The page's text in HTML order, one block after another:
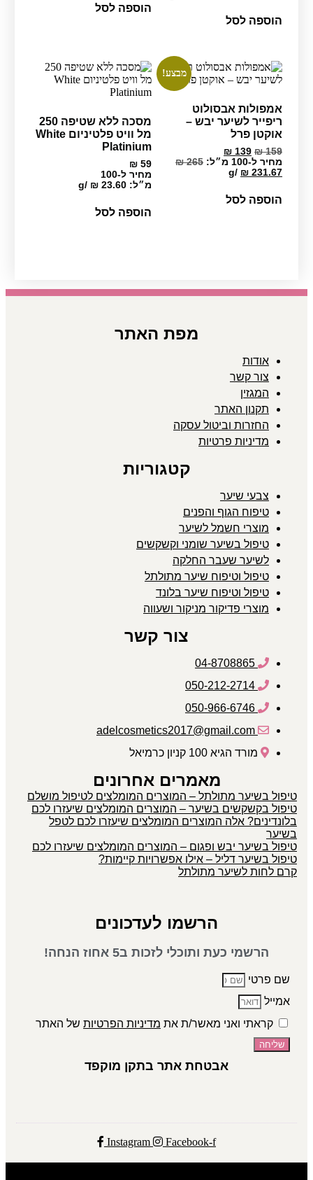
הוספה לסל
הוספה לסל
מבצע!
אמפולות אבסולוט
ריפייר לשיער יבש –
אוקטן פרל
₪159
המחיר
המקורי
היה:
₪ 139
המחיר
הנוכחי
מחיר ל-100 מ״ל: ₪265
₪ 231.67
/
g
הוספה לסל
מסכה ללא שטיפה 250
מל וויט פלטיניום White
Platinium
₪59
מחיר ל-100
מ״ל:
₪23.60
/
g
הוספה לסל
מפת האתר
אודות
צור קשר
המגזין
תקנון האתר
החזרות וביטול עסקה
מדיניות פרטיות
קטגוריות
צבעי שיער
טיפוח הגוף והפנים
מוצרי חשמל לשיער
טיפול בשיער שומני וקשקשים
לשיער שעבר החלקה
טיפול וטיפוח שיער מתולתל
טיפול וטיפוח שיער בלונד
מוצרי פדיקור מניקור ושעווה
צור קשר
04-8708865
050-212-2714
050-966-6746
adelcosmetics2017@gmail.com
מורד הגיא 100 קניון כרמיאל
מאמרים אחרונים
טיפול בשיער מתולתל – המוצרים המומלצים לטיפול מושלם
טיפול בקשקשים בשיער – המוצרים המומלצים שיעזרו לכם
בלונדינים? אלה המוצרים המומלצים שיעזרו לכם לטפל
בשיער
טיפול בשיער יבש ופגום – המוצרים המומלצים שיעזרו לכם
טיפול בשיער דליל – אילו אפשרויות קיימות?
קרם לחות לשיער מתולתל
הרשמו לעדכונים
הרשמי כעת ותוכלי לזכות ב5 אחוז הנחה!
שם פרטי
אמייל
קראתי ואני מאשר/ת את מדיניות הפרטיות של האתר
שליחה
אבטחת אתר בתקן מוקפד
Instagram Facebook-f